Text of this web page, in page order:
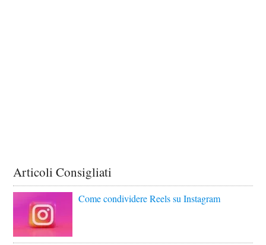
Articoli Consigliati
Come condividere Reels su Instagram